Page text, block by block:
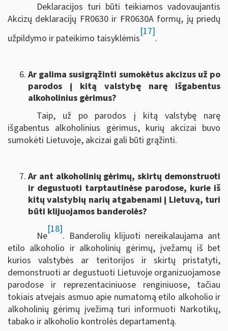
Deklaracijos turi būti teikiamos vadovaujantis
Akcizų deklaracijų FR0630 ir FR0630A formų, jų priedų
užpildymo ir pateikimo taisyklėmis
[17]
.
Ar galima susigrąžinti sumokėtus akcizus už po
parodos į kitą valstybę narę išgabentus
alkoholinius gėrimus?
Taip, už po parodos į kitą valstybę narę
išgabentus alkoholinius gėrimus, kurių akcizai buvo
sumokėti Lietuvoje, akcizai gali būti grąžinti.
Ar ant alkoholinių gėrimų, skirtų demonstruoti
ir degustuoti tarptautinėse parodose, kurie iš
kitų valstybių narių atgabenami į Lietuvą, turi
būti klijuojamos banderolės?
Ne
[18]
. Banderolių klijuoti nereikalaujama ant
etilo alkoholio ir alkoholinių gėrimų, įvežamų iš bet
kurios valstybės ar teritorijos ir skirtų pristatyti,
demonstruoti ar degustuoti Lietuvoje organizuojamose
parodose ir reprezentaciniuose renginiuose, tačiau
tokiais atvejais asmuo apie numatomą etilo alkoholio ir
alkoholinių gėrimų įvežimą turi informuoti Narkotikų,
tabako ir alkoholio kontrolės departamentą.